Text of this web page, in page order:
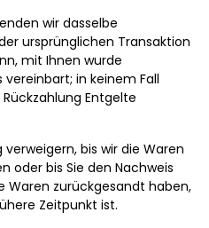
wir dasselbe
ursprünglichen Transaktion
mit Ihnen wurde
in keinem Fall
Entgelte
bis wir die Waren
oder bis Sie den Nachweis
Waren zurückgesandt haben,
Zeitpunkt ist.